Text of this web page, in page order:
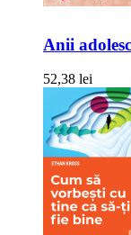
Anii
52,38 lei